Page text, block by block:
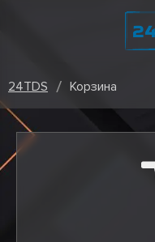
24TDS Корзина